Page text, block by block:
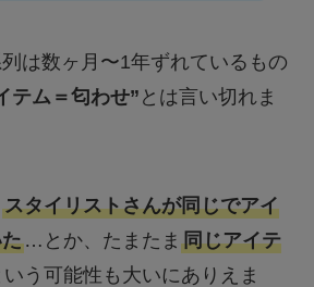
は数ヶ月〜1年ずれているもの
テム＝匂わせ” とは言い切れま
スタイリストさんが同じでアイ
…とか、たまたま 同じアイテ
う可能性も大いにありえま